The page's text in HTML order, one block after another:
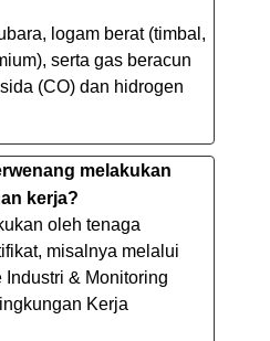
logam berat (timbal,
serta gas beracun
(CO) dan hidrogen
melakukan
kerja?
oleh tenaga
misalnya melalui
& Monitoring
Kerja